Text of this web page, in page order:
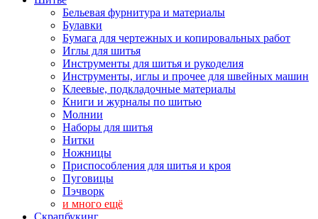
Бельевая фурнитура и материалы
Булавки
Бумага для чертежных и копировальных работ
Иглы для шитья
Инструменты для шитья и рукоделия
Инструменты, иглы и прочее для швейных машин
Клеевые, подкладочные материалы
Книги и журналы по шитью
Молнии
Наборы для шитья
Нитки
Ножницы
Приспособления для шитья и кроя
Пуговицы
Пэчворк
и много ещё
Скрапбукинг